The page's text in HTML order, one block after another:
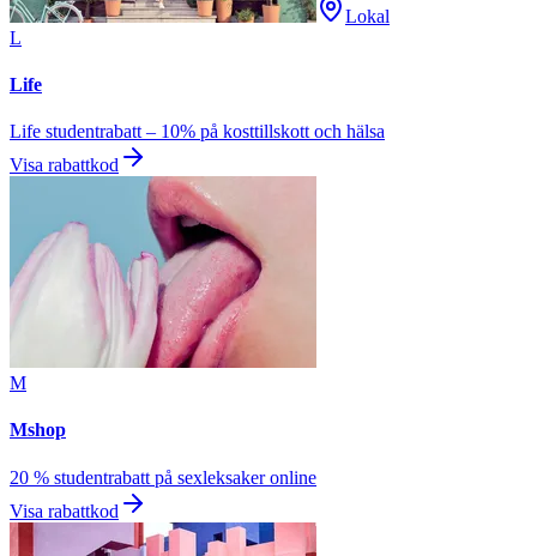
Lokal
L
Life
Life studentrabatt – 10% på kosttillskott och hälsa
Visa rabattkod
M
Mshop
20 % studentrabatt på sexleksaker online
Visa rabattkod